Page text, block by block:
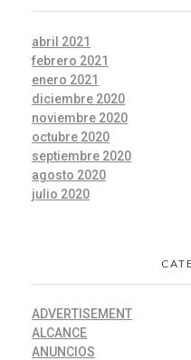
abril 2021
febrero 2021
enero 2021
diciembre 2020
noviembre 2020
octubre 2020
septiembre 2020
agosto 2020
julio 2020
ADVERTISEMENT
ALCANCE
ANUNCIOS